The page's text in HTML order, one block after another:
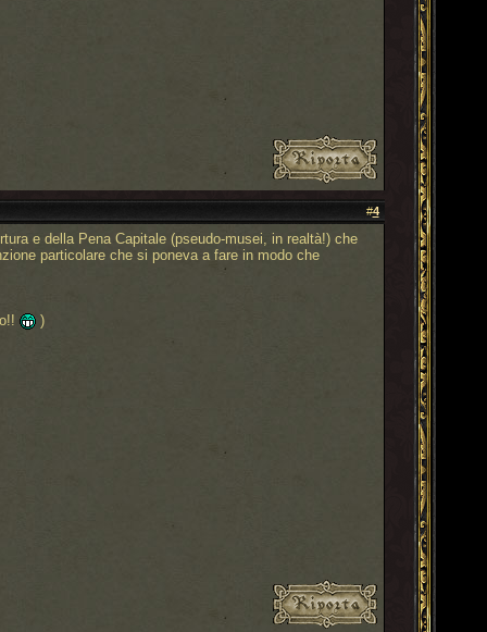
#4
e della Pena Capitale (pseudo-musei, in realtà!) che
particolare che si poneva a fare in modo che
)